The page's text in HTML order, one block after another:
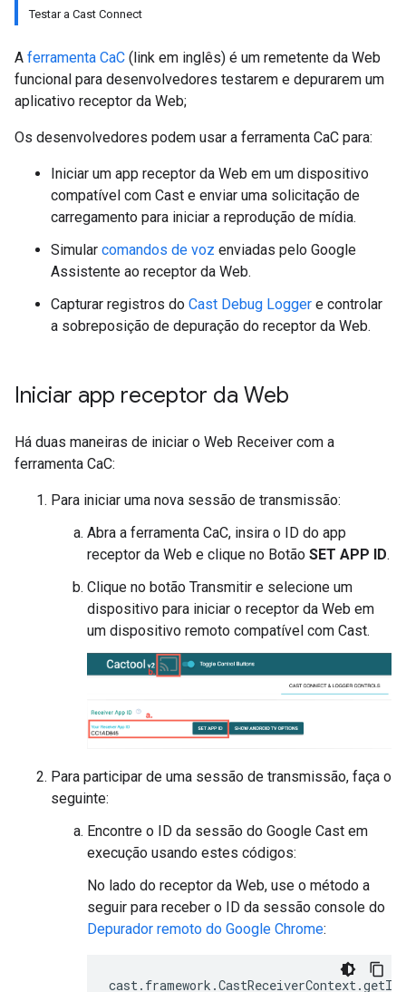
Testar a Cast Connect
A ferramenta CaC (link em inglês) é um remetente da Web
funcional para desenvolvedores testarem e depurarem um
aplicativo receptor da Web;
Os desenvolvedores podem usar a ferramenta CaC para:
Iniciar um app receptor da Web em um dispositivo
compatível com Cast e enviar uma solicitação de
carregamento para iniciar a reprodução de mídia.
Simular comandos de voz enviadas pelo Google
Assistente ao receptor da Web.
Capturar registros do Cast Debug Logger e controlar
a sobreposição de depuração do receptor da Web.
Iniciar app receptor da Web
Há duas maneiras de iniciar o Web Receiver com a
ferramenta CaC:
Para iniciar uma nova sessão de transmissão:
Abra a ferramenta CaC, insira o ID do app
receptor da Web e clique no Botão SET APP ID.
Clique no botão Transmitir e selecione um
dispositivo para iniciar o receptor da Web em
um dispositivo remoto compatível com Cast.
Para participar de uma sessão de transmissão, faça o
seguinte:
Encontre o ID da sessão do Google Cast em
execução usando estes códigos:
No lado do receptor da Web, use o método a
seguir para receber o ID da sessão console do
Depurador remoto do Google Chrome: